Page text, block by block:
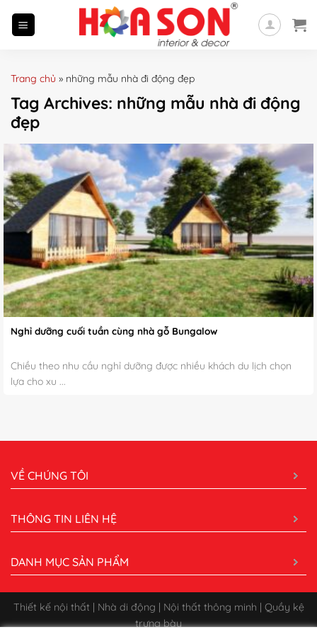
Trang chủ » những mẫu nhà đi động đẹp
Tag Archives: những mẫu nhà đi động
đẹp
Nghỉ dưỡng cuối tuần cùng nhà gỗ Bungalow
Chiều theo nhu cầu nghỉ dưỡng được nhiều khách du lịch chọn
lựa cho xu ...
VỀ CHÚNG TÔI
THÔNG TIN LIÊN HỆ
DANH MỤC SẢN PHẨM
Thiết kế nội thất | Nhà di động | Nội thất thông minh | Quầy kệ
trưng bày